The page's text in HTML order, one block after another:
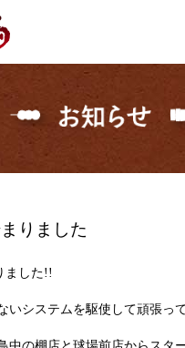
りました
ました!!
いシステムを駆使して頑張っ